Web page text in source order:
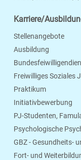
Karriere/
Stellenangebote
Ausbildung
Freiwilliges Soziales
Praktikum
Initiativbewerbung
PJ-Studenten,
Psychologische
GBZ - Gesundheits-
Fort- und